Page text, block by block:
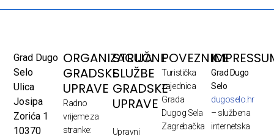
Grad Dugo
Selo
Ulica
Josipa
Zorića 1
10370
ORGANIZACIJA
GRADSKE
UPRAVE
Radno
vrijeme za
stranke:
STRUČNE
SLUŽBE
GRADSKE
UPRAVE
Upravni
POVEZNICE
Turistička
zajednica
Grada
Dugog Sela
Zagrebačka
Grad Dugo
Selo
dugoselo.hr
– službena
internetska